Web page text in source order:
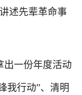
述先辈革命事
一份年度活动
我行动”、清明